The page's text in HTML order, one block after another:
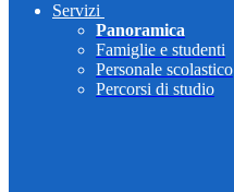
Servizi
Panoramica
Famiglie e studenti
Personale scolastico
Percorsi di studio